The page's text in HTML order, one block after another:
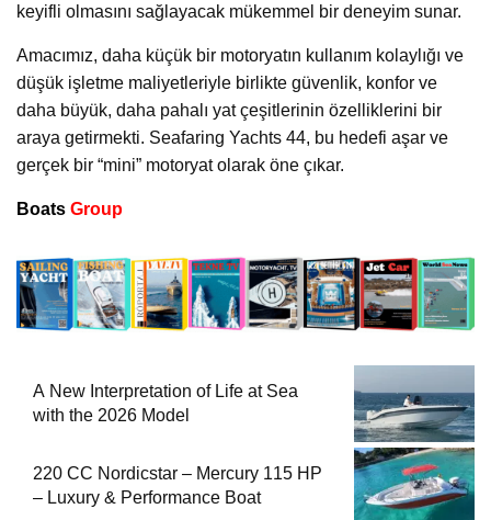
keyifli olmasını sağlayacak mükemmel bir deneyim sunar.
Amacımız, daha küçük bir motoryatın kullanım kolaylığı ve
düşük işletme maliyetleriyle birlikte güvenlik, konfor ve
daha büyük, daha pahalı yat çeşitlerinin özelliklerini bir
araya getirmekti. Seafaring Yachts 44, bu hedefi aşar ve
gerçek bir “mini” motoryat olarak öne çıkar.
Boats Group
A New Interpretation of Life at Sea
with the 2026 Model
220 CC Nordicstar – Mercury 115 HP
– Luxury & Performance Boat